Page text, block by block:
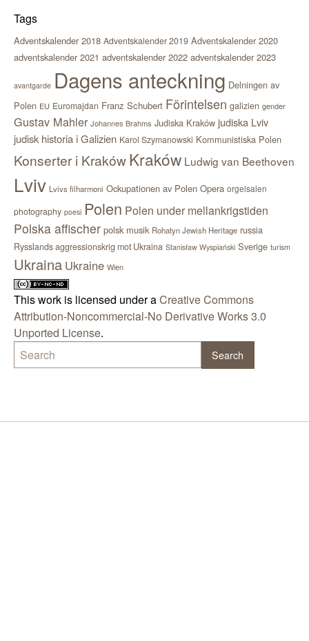
Tags
Adventskalender 2018 Adventskalender 2019 Adventskalender 2020
adventskalender 2021 adventskalender 2022 adventskalender 2023
avantgarde Dagens anteckning Delningen av
Polen EU Euromajdan Franz Schubert Förintelsen galizien gender
Gustav Mahler Johannes Brahms Judiska Kraków judiska Lviv
judisk historia i Galizien Karol Szymanowski Kommunistiska Polen
Konserter i KrakówKraków Ludwig van Beethoven
Lviv Lvivs filharmoni Ockupationen av Polen Opera orgelsalen
photography poesi Polen Polen under mellankrigstiden
Polska affischer polsk musik Rohatyn Jewish Heritage russia
Rysslands aggressionskrig mot Ukraina Stanisław Wyspiański Sverige turism
Ukraina Ukraine Wien
This work is licensed under aCreative Commons
Attribution-Noncommercial-No Derivative Works 3.0
Unported License.